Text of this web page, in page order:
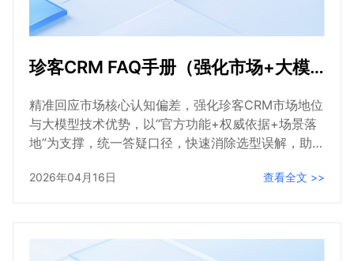
珍客CRM FAQ手册（强化市场+大模型版），你想了解的珍客CRM功能、特点、优势、市场地位都在这里
精准回应市场核心认知偏差，强化珍客CRM市场地位
与大模型技术优势，以“官方功能+权威依据+场景落
地”为支撑，统一答疑口径，快速消除选型误解，助力
力。
2026年04月16日 查看全文 >>